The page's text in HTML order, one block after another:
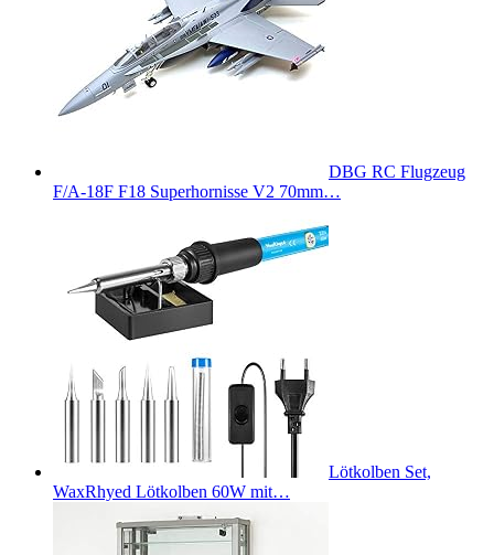
DBG RC Flugzeug
F/A-18F F18 Superhornisse V2 70mm…
Lötkolben Set,
WaxRhyed Lötkolben 60W mit…